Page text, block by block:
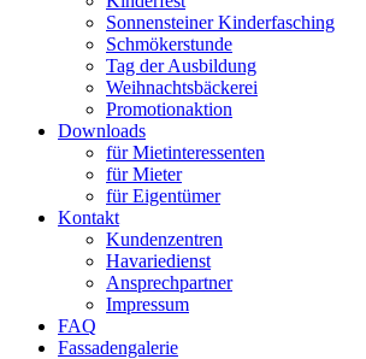
Sonnensteiner Kinderfasching
Schmökerstunde
Tag der Ausbildung
Weihnachtsbäckerei
Promotionaktion
Downloads
für Mietinteressenten
für Mieter
für Eigentümer
Kontakt
Kundenzentren
Havariedienst
Ansprechpartner
Impressum
FAQ
Fassadengalerie